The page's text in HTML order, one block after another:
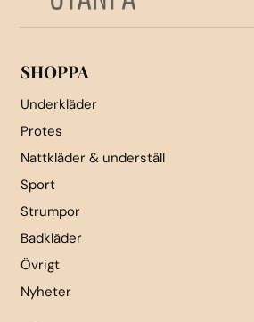
SHOPPA
Underkläder
Protes
Nattkläder & underställ
Sport
Strumpor
Badkläder
Övrigt
Nyheter